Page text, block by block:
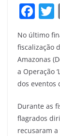
F
a
c
e
b
o
o
k
No último
fiscalização
Amazonas
a Operação
dos eventos
Durante as
flagrados
recusaram